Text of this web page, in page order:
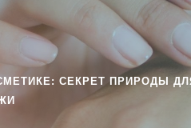
СЕКРЕТ ПРИРОДЫ